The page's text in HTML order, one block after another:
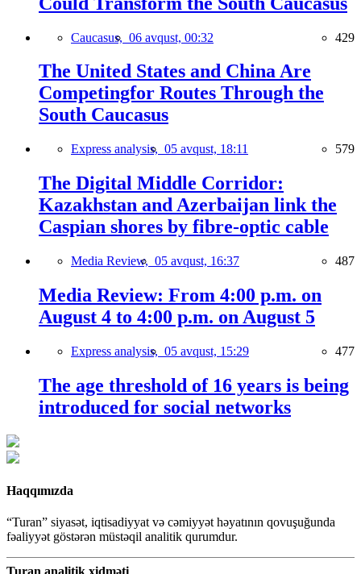
Caucasus, 06 avqust, 00:32 429
The United States and China Are
Competingfor Routes Through the
South Caucasus
Express analysis, 05 avqust, 18:11 579
The Digital Middle Corridor:
Kazakhstan and Azerbaijan link the
Caspian shores by fibre-optic cable
Media Review, 05 avqust, 16:37 487
Media Review: From 4:00 p.m. on
August 4 to 4:00 p.m. on August 5
Express analysis, 05 avqust, 15:29 477
The age threshold of 16 years is being
introduced for social networks
Haqqımızda
“Turan” siyasət, iqtisadiyyat və cəmiyyət həyatının qovuşuğunda
fəaliyyət göstərən müstəqil analitik qurumdur.